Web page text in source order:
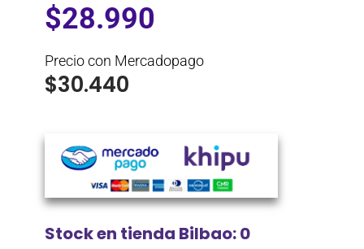
$28.990
Precio con Mercadopago
$30.440
Stock en tienda Bilbao: 0